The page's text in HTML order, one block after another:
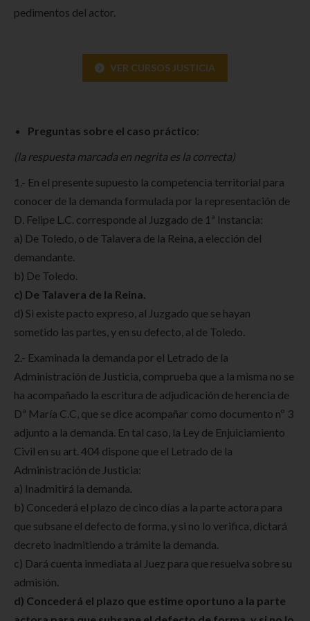
pedimentos del actor.
VER CURSOS JUSTICIA
Preguntas sobre el caso práctico:
(la respuesta marcada en negrita es la correcta)
1.- En el presente supuesto la competencia territorial para
conocer de la demanda formulada por la representación de
D. Felipe L.C. corresponde al Juzgado de 1ª Instancia:
a) De Toledo, o de Talavera de la Reina, a elección del
demandante.
b) De Toledo.
c) De Talavera de la Reina.
d) Si existe pacto expreso, al Juzgado que se hayan
sometido las partes, y en su defecto, al de Toledo.
2.- Examinada la demanda por el Letrado de la
Administración de Justicia, comprueba que a la misma no se
ha acompañado la escritura de adjudicación de herencia de
Dª María C.C, que se dice acompañar como documento nº 3
adjunto a la demanda. En tal caso, la Ley de Enjuiciamiento
Civil en su art. 404 dispone que el Letrado de la
Administración de Justicia:
a) Inadmitirá la demanda.
b) Concederá el plazo de cinco días a la parte actora para
que subsane el defecto de forma, y si no lo verifica, dictará
decreto inadmitiendo a trámite la demanda.
c) Dará cuenta inmediata al Juez para que resuelva sobre su
admisión.
d) Concederá el plazo que estime oportuno a la parte